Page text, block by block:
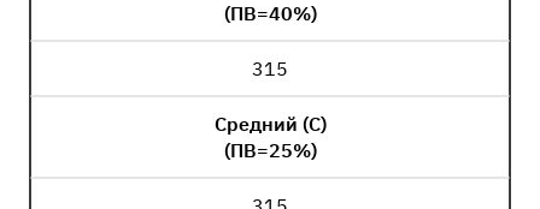
(ПВ=40%)
315
Средний (С)
(ПВ=25%)